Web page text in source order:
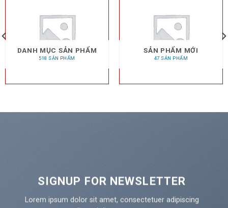
DANH MỤC SẢN PHẨM
518 SẢN PHẨM
SẢN PHẨM MỚI
47 SẢN PHẨM
SIGNUP FOR NEWSLETTER
Lorem ipsum dolor sit amet, consectetuer adipiscing